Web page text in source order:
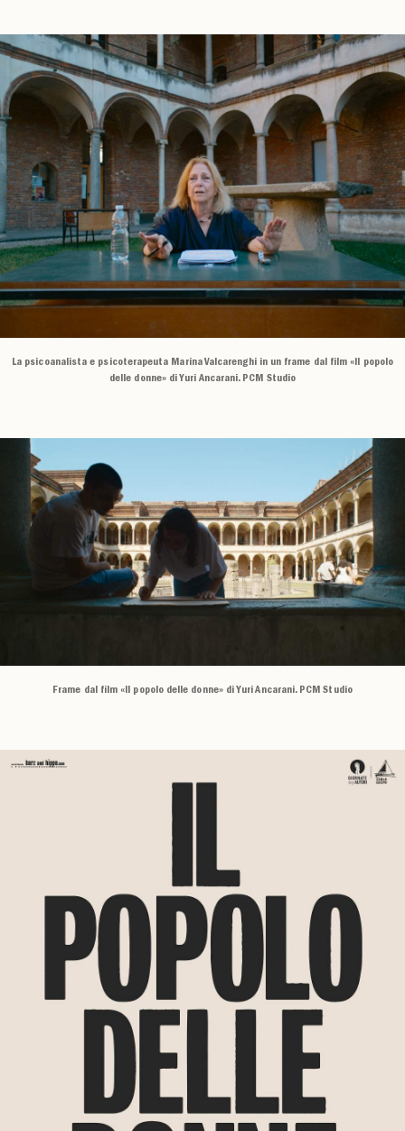
La psicoanalista e psicoterapeuta Marina Valcarenghi in un frame dal film «Il popolo
delle donne» di Yuri Ancarani. PCM Studio
Frame dal film «Il popolo delle donne» di Yuri Ancarani. PCM Studio